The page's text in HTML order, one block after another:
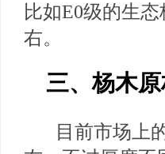
比如E0级的生
右。
三、杨木
目前市场上